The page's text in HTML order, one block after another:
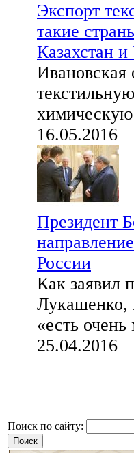
Экспорт
такие
Казахстан и
Ивановская
16.05.2016
Президент
России
Как заявил
Лукашенко,
«есть
25.04.2016
Поиск по сайту: